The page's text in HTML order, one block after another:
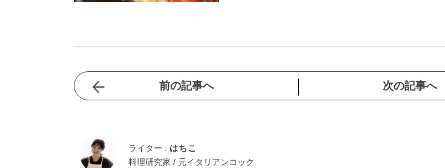
前の記事へ 次の記事へ
ライター : はちこ
料理研究家 / 元イタリアンコック